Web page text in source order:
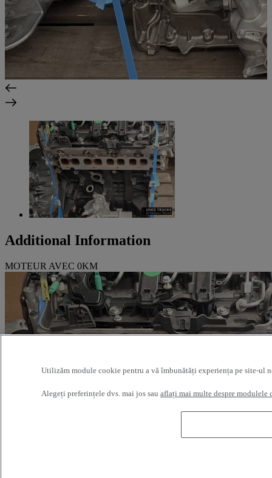
Additional Information
MOTEUR AVEC 0KM
Utilizăm module cookie pentru a vă îmbunătăți experiența pe site-ul
Alegeți preferințele dvs. mai jos sau aflați mai multe despre modulele